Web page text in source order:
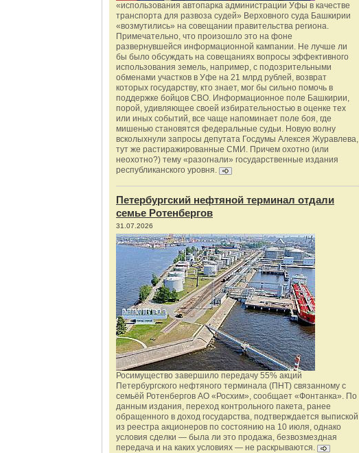
«использования автопарка администрации Уфы в качестве
транспорта для развоза судей» Верховного суда Башкирии
«возмутились» на совещании правительства региона.
Примечательно, что произошло это на фоне
развернувшейся информационной кампании. Не лучше ли
бы было обсуждать на совещаниях вопросы эффективного
использования земель, например, с подозрительными
обменами участков в Уфе на 21 млрд рублей, возврат
которых государству, кто знает, мог бы сильно помочь в
поддержке бойцов СВО. Информационное поле Башкирии,
порой, удивляющее своей избирательностью в оценке тех
или иных событий, все чаще напоминает поле боя, где
мишенью становятся федеральные судьи. Новую волну
всколыхнули запросы депутата Госдумы Алексея Журавлева,
тут же растиражированные СМИ. Причем охотно (или
неохотно?) тему «разогнали» государственные издания
республиканского уровня.
Петербургский нефтяной терминал отдали
семье Ротенбергов
31.07.2026
Росимущество завершило передачу 55% акций
Петербургского нефтяного терминала (ПНТ) связанному с
семьёй Ротенбергов АО «Росхим», сообщает «Фонтанка». По
данным издания, переход контрольного пакета, ранее
обращенного в доход государства, подтверждается выпиской
из реестра акционеров по состоянию на 10 июля, однако
условия сделки — была ли это продажа, безвозмездная
передача и на каких условиях — не раскрываются.